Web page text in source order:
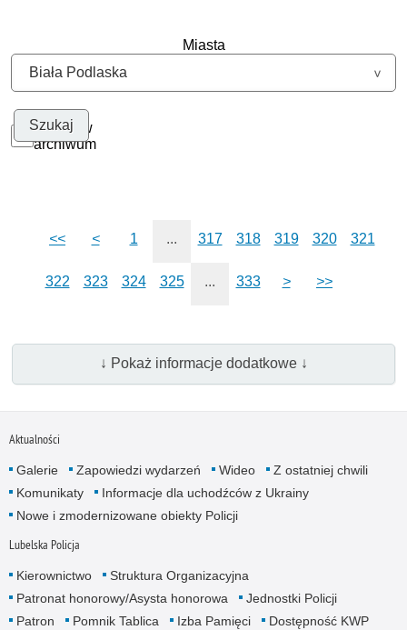
Miasta
Szukaj w
archiwum
<< < 1 ... 317 318 319 320 321
322 323 324 325 ... 333 > >>
↓ Pokaż informacje dodatkowe ↓
Aktualności
Galerie Zapowiedzi wydarzeń Wideo
Z ostatniej chwili
Komunikaty
Informacje dla uchodźców z Ukrainy
Nowe i zmodernizowane obiekty Policji
Lubelska Policja
Kierownictwo
Struktura Organizacyjna
Patronat honorowy/Asysta honorowa
Jednostki Policji
Patron
Pomnik Tablica Izba Pamięci Dostępność KWP